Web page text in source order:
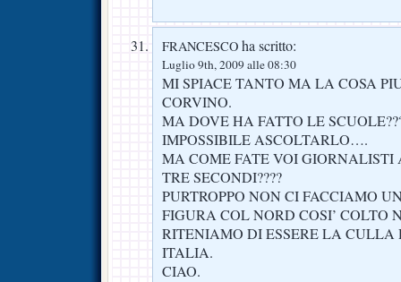
FRANCESCO ha scritto:
Luglio 9th, 2009 alle 08:30
MI SPIACE TANTO MA LA COSA
CORVINO.
MA DOVE HA FATTO LE
IMPOSSIBILE ASCOLTARLO….
MA COME FATE VOI GIORNALISTI
TRE SECONDI????
PURTROPPO NON CI FACCIAMO
FIGURA COL NORD COSI’ COLTO
RITENIAMO DI ESSERE LA
ITALIA.
CIAO.